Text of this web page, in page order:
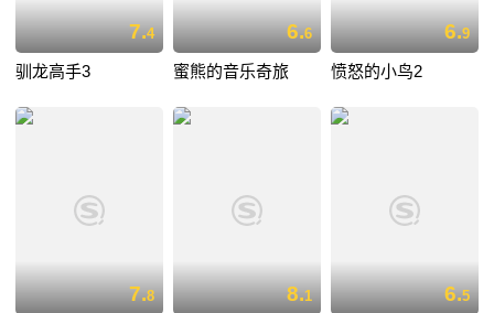
7.4
驯龙高手3
6.6
蜜熊的音乐奇旅
6.9
愤怒的小鸟2
7.8 8.1 6.5